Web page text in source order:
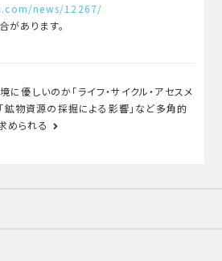
news/12267/
があります。
優しいのか「ライフ・サイクル・アセスメ
「鉱物資源の採掘による影響」など多角的
められる